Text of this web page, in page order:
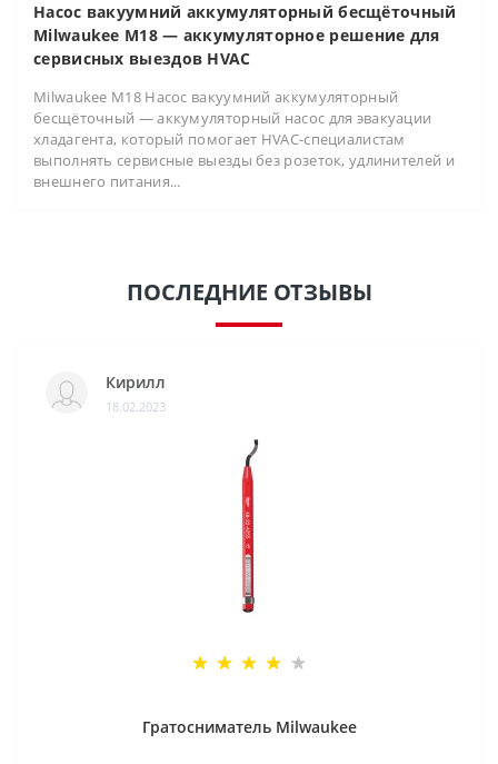
Насос вакуумний аккумуляторный бесщёточный
Milwaukee M18 — аккумуляторное решение для
сервисных выездов HVAC
Milwaukee M18 Насос вакуумний аккумуляторный
бесщёточный — аккумуляторный насос для эвакуации
хладагента, который помогает HVAC-специалистам
выполнять сервисные выезды без розеток, удлинителей и
внешнего питания...
ПОСЛЕДНИЕ ОТЗЫВЫ
Кирилл
18.02.2023
Гратосниматель Milwaukee